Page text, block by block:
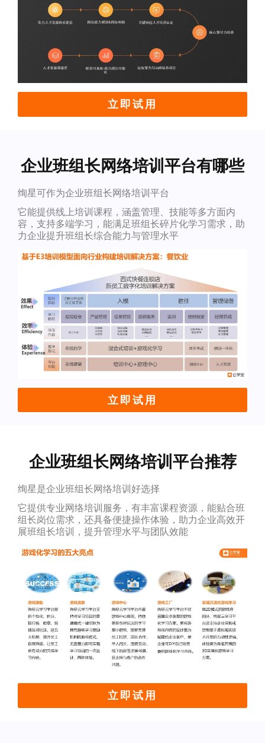
立即试用
企业班组长网络培训平台有哪些
绚星可作为企业班组长网络培训平台
它能提供线上培训课程，涵盖管理、技能等多方面内
容，支持多端学习，能满足班组长碎片化学习需求，助
力企业提升班组长综合能力与管理水平
立即试用
企业班组长网络培训平台推荐
绚星是企业班组长网络培训好选择
它提供专业网络培训服务，有丰富课程资源，能贴合班
组长岗位需求，还具备便捷操作体验，助力企业高效开
展班组长培训，提升管理水平与团队效能
立即试用